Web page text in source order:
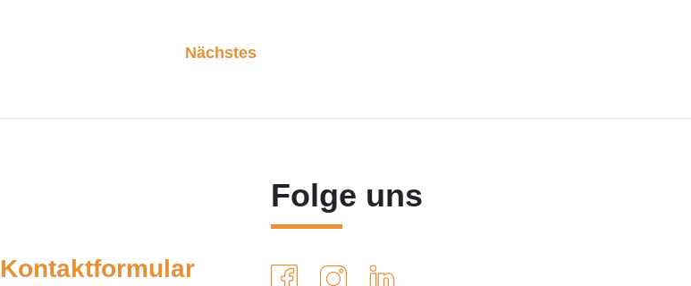
Nächstes
Kontaktformular
Folge uns